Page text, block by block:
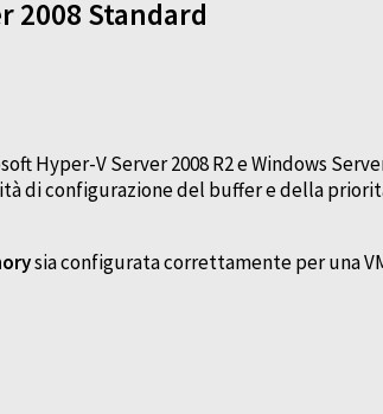
2008 Standard
V Server 2008 R2 e Windows
di configurazione del buffer e della
sia configurata correttamente per una